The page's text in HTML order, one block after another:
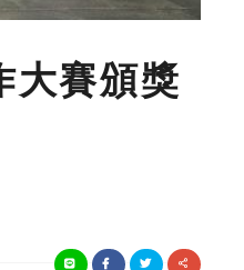
大賽頒獎